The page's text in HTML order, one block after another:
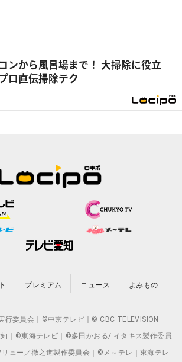
から風呂場まで！ 大掃除に役立
ロ直伝掃除テク
プレミアム ニュース よみもの
行委員会｜©中京テレビ｜© CBC TELEVISION
｜©東海テレビ｜©多田かおる/ イタキス製作委員
ュー／徹之進製作委員会｜©メ～テレ｜東海テレ